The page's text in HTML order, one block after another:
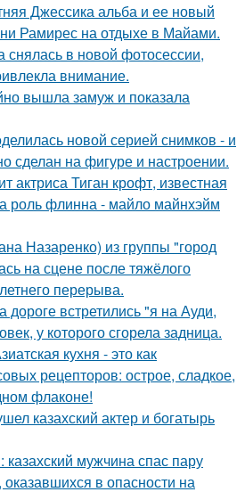
Джессика альба и ее новый
Рамирес на отдыхе в Майами.
в новой фотосессии,
внимание.
вышла замуж и показала
новой серией снимков - и
сделан на фигуре и настроении.
актриса Тиган крофт, известная
роль флинна - майло майнхэйм
Назаренко) из группы "город
на сцене после тяжёлого
перерыва.
дороге встретились "я на Ауди,
у которого сгорела задница.
кухня - это как
рецепторов: острое, сладкое,
флаконе!
казахский актер и богатырь
мужчина спас пару
в опасности на